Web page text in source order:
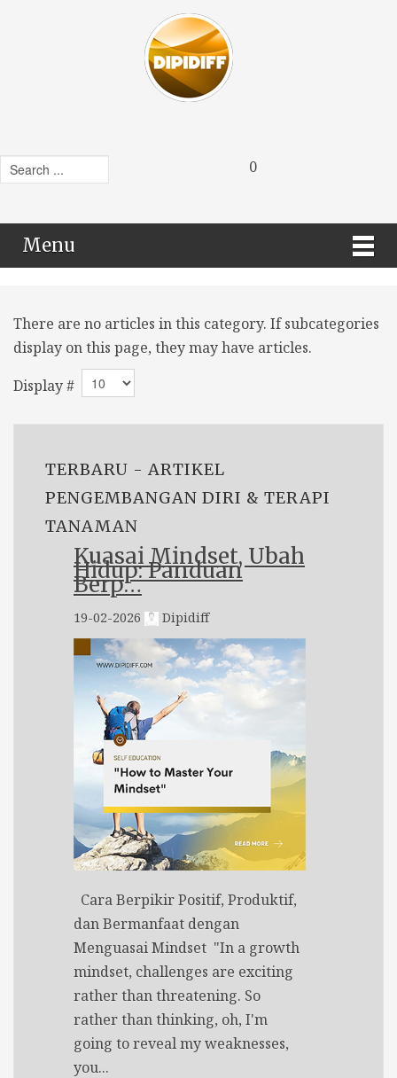
0
Menu
There are no articles in this category. If subcategories
display on this page, they may have articles.
Display #
TERBARU - ARTIKEL
PENGEMBANGAN DIRI & TERAPI
TANAMAN
Kuasai Mindset, Ubah
Hidup: Panduan
Berp…
19-02-2026 Dipidiff
Cara Berpikir Positif, Produktif,
dan Bermanfaat dengan
Menguasai Mindset "In a growth
mindset, challenges are exciting
rather than threatening. So
rather than thinking, oh, I'm
going to reveal my weaknesses,
you...